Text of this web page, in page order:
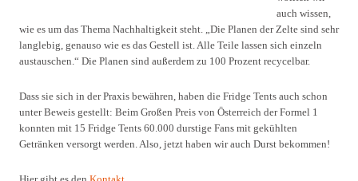
auch wissen,
wie es um das Thema Nachhaltigkeit steht. „Die Planen der Zelte sind sehr
langlebig, genauso wie es das Gestell ist. Alle Teile lassen sich einzeln
austauschen.“ Die Planen sind außerdem zu 100 Prozent recycelbar.
Dass sie sich in der Praxis bewähren, haben die Fridge Tents auch schon
unter Beweis gestellt: Beim Großen Preis von Österreich der Formel 1
konnten mit 15 Fridge Tents 60.000 durstige Fans mit gekühlten
Getränken versorgt werden. Also, jetzt haben wir auch Durst bekommen!